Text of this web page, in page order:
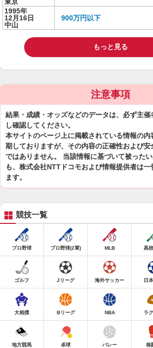
1995年
12月16日
中山
900万円以下
もっと見る
注意事項
結果・成績・オッズなどのデータは、必ず主
し確認してください。
本サイトのページ上に掲載されている情報の
期しておりますが、その内容の正確性および
ではありません。 当該情報に基づいて被った
も、株式会社NTTドコモおよび情報提供者は
ます。
競技一覧
プロ野球 プロ野球(2軍) MLB 高
ゴルフ Jリーグ 海外サッカー 日
大相撲 Bリーグ NBA ラ
地方競馬 卓球 バレー 格